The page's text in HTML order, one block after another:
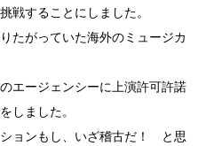
戦することにしました。
たがっていた海外のミュージカ
エージェンシーに上演許可許諾
しました。
ョンもし、いざ稽古だ！ と思